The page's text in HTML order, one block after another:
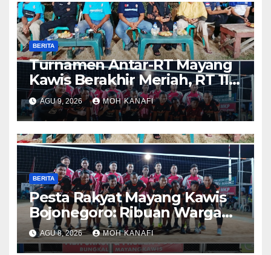
BERITA
Turnamen Antar-RT Mayang
Kawis Berakhir Meriah, RT 11
dan RT 05 Jadi Sorotan
AGU 9, 2026 MOH KANAFI
BERITA
​Pesta Rakyat Mayang Kawis
Bojonegoro: Ribuan Warga
Tumplek Blek Saksikan Final
Voli, Kades 3 Periode Dipuji
AGU 8, 2026 MOH KANAFI